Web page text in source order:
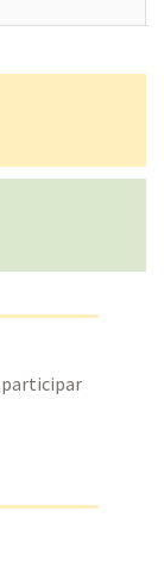
participar